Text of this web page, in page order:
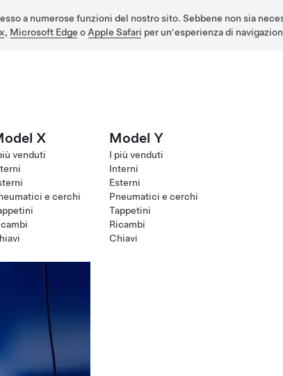
a numerose funzioni del nostro sito. Sebbene non sia
, Microsoft Edge o Apple Safari per un'esperienza di
X
venduti
e cerchi
Model Y
I più venduti
Interni
Esterni
Pneumatici e cerchi
Tappetini
Ricambi
Chiavi